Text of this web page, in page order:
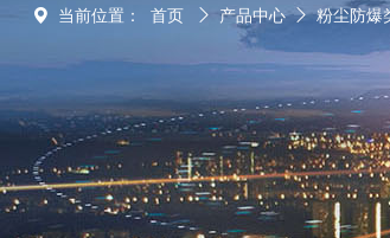
当前位置： 首页 产品中心 粉尘防爆